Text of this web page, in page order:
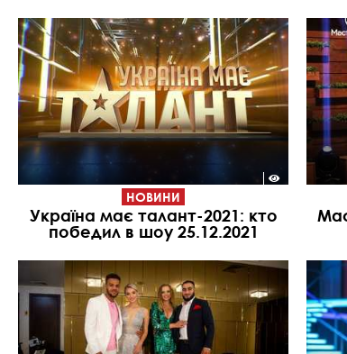
НОВИНИ
Україна має талант-2021: кто
победил в шоу 25.12.2021